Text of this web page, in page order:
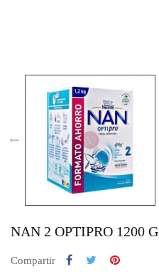
NAN 2 OPTIPRO 1200 G
Compartir